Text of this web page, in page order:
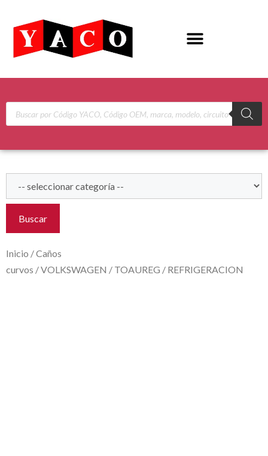
Buscar
Inicio /Caños
curvos /VOLKSWAGEN / TOAUREG / REFRIGERACION